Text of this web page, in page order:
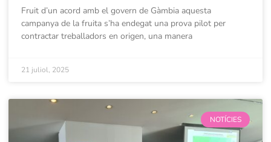
Fruit d’un acord amb el govern de Gàmbia aquesta
campanya de la fruita s’ha endegat una prova pilot per
contractar treballadors en origen, una manera
21 juliol, 2025
NOTÍCIES